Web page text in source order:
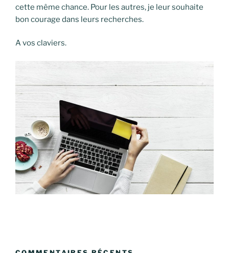
cette même chance. Pour les autres, je leur souhaite
bon courage dans leurs recherches.
A vos claviers.